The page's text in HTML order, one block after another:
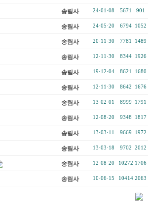
송림사 24·01·08 5671 901
송림사 24·05·20 6794 1052
송림사 20·11·30 7781 1489
송림사 12·11·30 8344 1926
송림사 19·12·04 8621 1680
송림사 12·11·30 8642 1676
송림사 13·02·01 8999 1791
송림사 12·08·20 9348 1817
송림사 13·03·11 9669 1972
송림사 13·03·18 9702 2012
송림사 12·08·20 10272 1706
송림사 10·06·15 10414 2063